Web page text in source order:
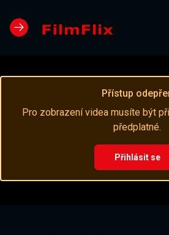
Přístup
Pro zobrazení videa musíte být
předplatné.
Přihlásit se